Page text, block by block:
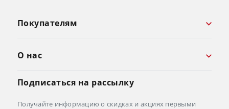
Покупателям
О нас
Подписаться на рассылку
Получайте информацию о скидках и акциях первыми